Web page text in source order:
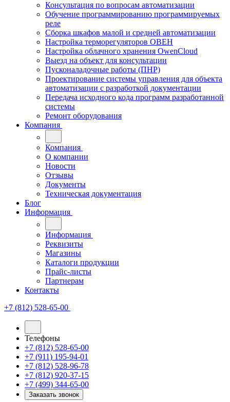
Консультация по вопросам автоматизации
Обучение программированию программируемых
реле
Сборка шкафов малой и средней автоматизации
Настройка терморегуляторов ОВЕН
Настройка облачного хранения OwenCloud
Выезд на объект для консультации
Пусконаладочные работы (ПНР)
Проектирование системы управления для объекта
автоматизации с разработкой документации
Передача исходного кода программ разработанной
системы
Ремонт оборудования
Компания
Компания
О компании
Новости
Отзывы
Документы
Техническая документация
Блог
Информация
Информация
Реквизиты
Магазины
Каталоги продукции
Прайс-листы
Партнерам
Контакты
+7 (812) 528-65-00
Телефоны
+7 (812) 528-65-00
+7 (911) 195-94-01
+7 (812) 528-96-78
+7 (812) 920-37-15
+7 (499) 344-65-00
Заказать звонок